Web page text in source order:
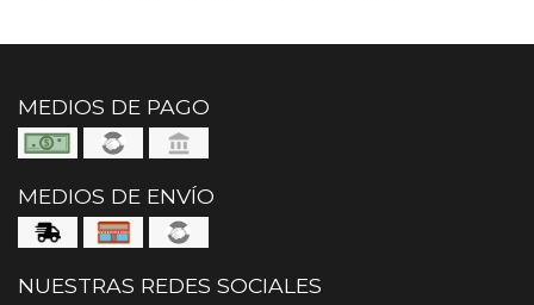
MEDIOS DE PAGO
MEDIOS DE ENVÍO
NUESTRAS REDES SOCIALES